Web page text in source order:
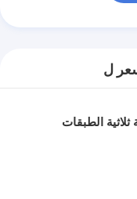
ل
الطبقات